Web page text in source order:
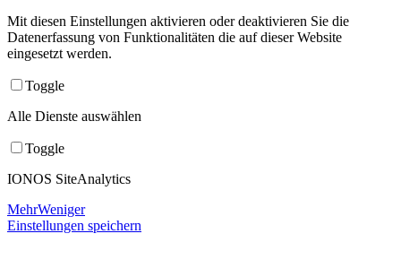
Mit diesen Einstellungen aktivieren oder deaktivieren Sie die
Datenerfassung von Funktionalitäten die auf dieser Website
eingesetzt werden.
Toggle
Alle Dienste auswählen
Toggle
IONOS SiteAnalytics
MehrWeniger
Einstellungen speichern